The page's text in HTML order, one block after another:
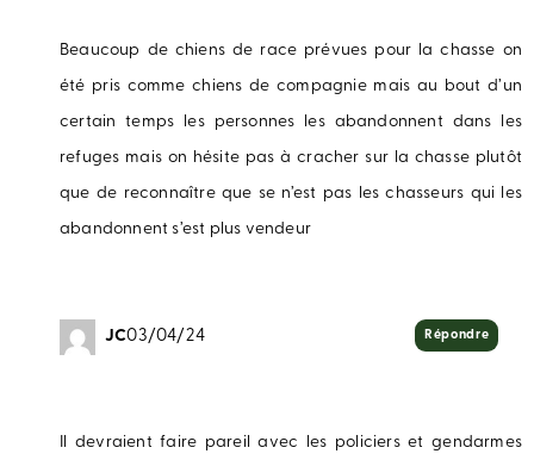
Beaucoup de chiens de race prévues pour la chasse on
été pris comme chiens de compagnie mais au bout d’un
certain temps les personnes les abandonnent dans les
refuges mais on hésite pas à cracher sur la chasse plutôt
que de reconnaître que se n’est pas les chasseurs qui les
abandonnent s’est plus vendeur
JC03/04/24
Il devraient faire pareil avec les policiers et gendarmes
Répondre